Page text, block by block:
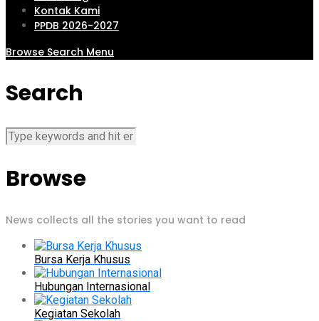
Kontak Kami
PPDB 2026-2027
Browse Search Menu
Search
Browse
News collects all the stories you want to read
Bursa Kerja Khusus
Hubungan Internasional
Kegiatan Sekolah